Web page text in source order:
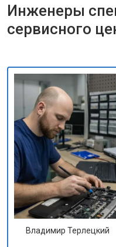
Инженеры
сервисного
Владимир Терлецкий